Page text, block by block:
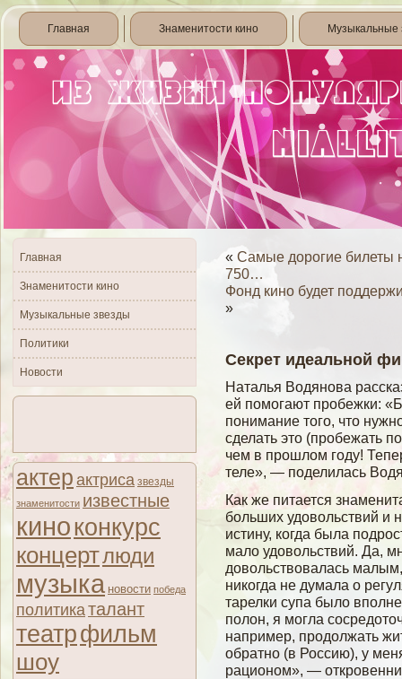
Главная Знаменитости кино Музыкальные
Главная
Знаменитости кино
Музыкальные звезды
Политики
Новости
актер актриса звезды
знаменитости известные
киноконкурс
концертлюди
музыка новости победа
политикаталант
театрфильм
шоу
« Самые дорогие билеты
750…
Фонд кино будет
»
Секрет идеальной
Наталья Водянова
ей помогают пробежки:
понимание того, что
сделать это (пробежать
чем в прошлом году!
теле», — поделилась
Как же питается
больших удовольствий и
истину, когда была
мало удовольствий. Да,
довольствовалась
никогда не думала о
тарелки супа было
полон, я могла
например, продолжать
обратно (в Россию), у
рационом», —